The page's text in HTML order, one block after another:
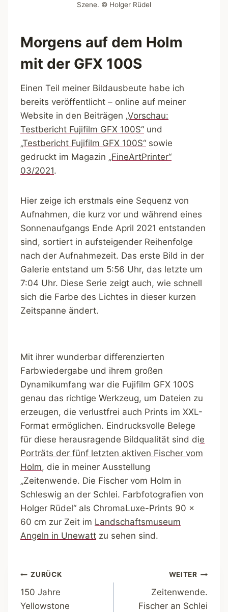
Szene. © Holger Rüdel
Morgens auf dem Holm
mit der GFX 100S
Einen Teil meiner Bildausbeute habe ich
bereits veröffentlicht – online auf meiner
Website in den Beiträgen „Vorschau:
Testbericht Fujifilm GFX 100S“ und
„Testbericht Fujifilm GFX 100S“ sowie
gedruckt im Magazin „FineArtPrinter“
03/2021.
Hier zeige ich erstmals eine Sequenz von
Aufnahmen, die kurz vor und während eines
Sonnenaufgangs Ende April 2021 entstanden
sind, sortiert in aufsteigender Reihenfolge
nach der Aufnahmezeit. Das erste Bild in der
Galerie entstand um 5:56 Uhr, das letzte um
7:04 Uhr. Diese Serie zeigt auch, wie schnell
sich die Farbe des Lichtes in dieser kurzen
Zeitspanne ändert.
Mit ihrer wunderbar differenzierten
Farbwiedergabe und ihrem großen
Dynamikumfang war die Fujifilm GFX 100S
genau das richtige Werkzeug, um Dateien zu
erzeugen, die verlustfrei auch Prints im XXL-
Format ermöglichen. Eindrucksvolle Belege
für diese herausragende Bildqualität sind die
Porträts der fünf letzten aktiven Fischer vom
Holm, die in meiner Ausstellung
„Zeitenwende. Die Fischer vom Holm in
Schleswig an der Schlei. Farbfotografien von
Holger Rüdel“ als ChromaLuxe-Prints 90 x
60 cm zur Zeit im Landschaftsmuseum
Angeln in Unewatt zu sehen sind.
Beitragsnavigation
ZURÜCK
150 Jahre
Yellowstone
WEITER
Zeitenwende.
Fischer an Schlei